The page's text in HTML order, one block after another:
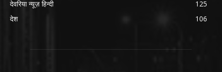
देवरिया न्यूज़ हिन्दी
125
देश
106